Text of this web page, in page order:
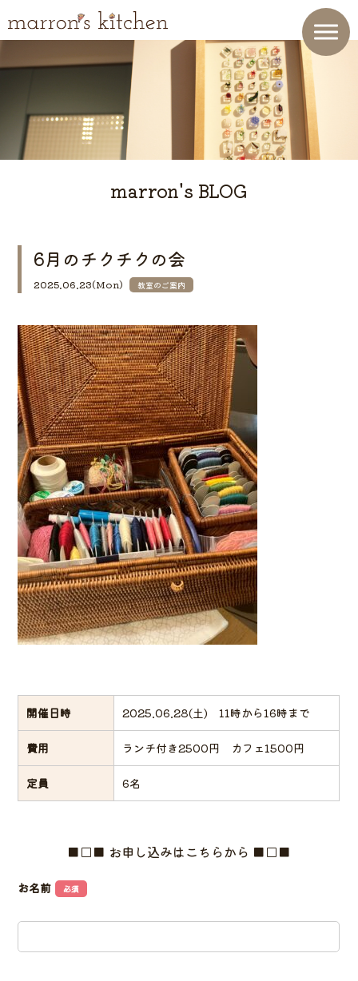
marron's BLOG
6月のチクチクの会
2025.06.23(Mon) 教室のご案内
開催日時 2025.06.28(土) 11時から16時まで
費用 ランチ付き2500円 カフェ1500円
定員 6名
■□■ お申し込みはこちらから ■□■
お名前 必須